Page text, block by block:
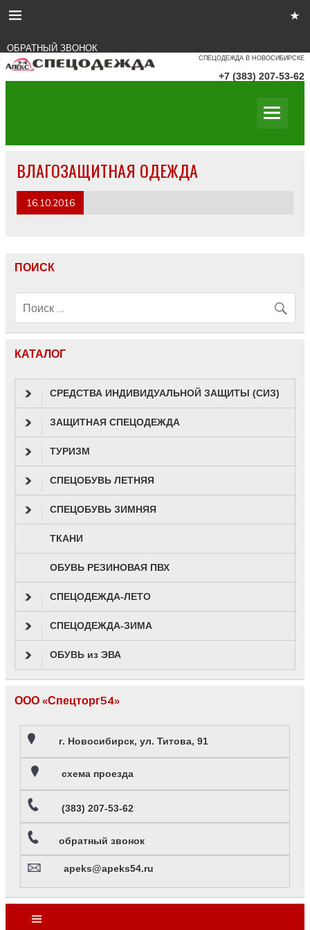
ОБРАТНЫЙ ЗВОНОК
СПЕЦОДЕЖДА В НОВОСИБИРСКЕ
+7 (383) 207-53-62
ВЛАГОЗАЩИТНАЯ ОДЕЖДА
16.10.2016
ПОИСК
КАТАЛОГ
СРЕДСТВА ИНДИВИДУАЛЬНОЙ ЗАЩИТЫ (СИЗ)
ЗАЩИТНАЯ СПЕЦОДЕЖДА
ТУРИЗМ
СПЕЦОБУВЬ ЛЕТНЯЯ
СПЕЦОБУВЬ ЗИМНЯЯ
ТКАНИ
ОБУВЬ РЕЗИНОВАЯ ПВХ
СПЕЦОДЕЖДА-ЛЕТО
СПЕЦОДЕЖДА-ЗИМА
ОБУВЬ из ЭВА
ООО «Спецторг54»
г. Новосибирск, ул. Титова, 91
схема проезда
(383) 207-53-62
обратный звонок
apeks@apeks54.ru